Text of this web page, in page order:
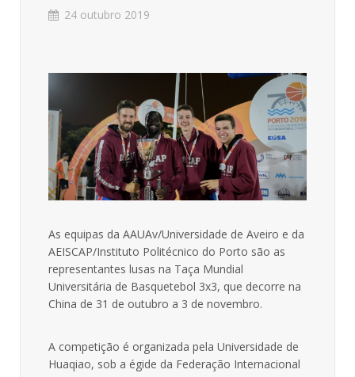
24 outubro 2019
As equipas da AAUAv/Universidade de Aveiro e da
AEISCAP/Instituto Politécnico do Porto são as
representantes lusas na Taça Mundial
Universitária de Basquetebol 3x3, que decorre na
China de 31 de outubro a 3 de novembro.
A competição é organizada pela Universidade de
Huaqiao, sob a égide da Federação Internacional